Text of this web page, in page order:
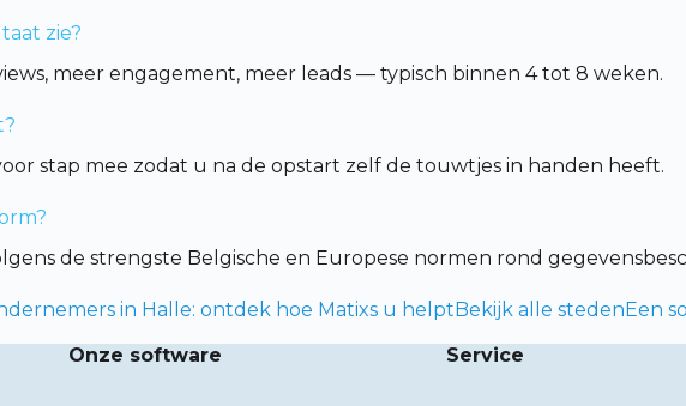
zie?
meer engagement, meer leads — typisch binnen 4 tot 8 weken.
stap mee zodat u na de opstart zelf de touwtjes in handen heeft.
de strengste Belgische en Europese normen rond
in Halle: ontdek hoe Matixs u helptBekijk alle stedenEen
Onze software
Service